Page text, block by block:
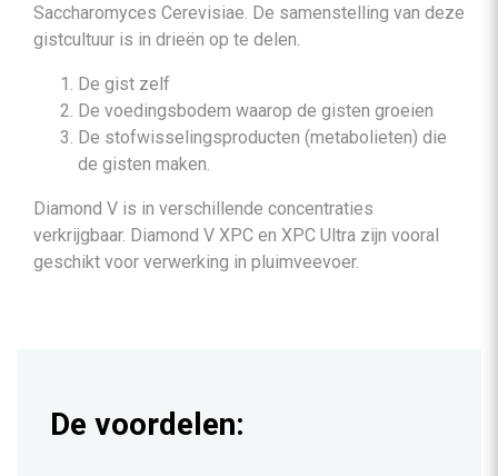
Saccharomyces Cerevisiae. De samenstelling van deze
gistcultuur is in drieën op te delen.
De gist zelf
De voedingsbodem waarop de gisten groeien
De stofwisselingsproducten (metabolieten) die
de gisten maken.
Diamond V is in verschillende concentraties
verkrijgbaar. Diamond V XPC en XPC Ultra zijn vooral
geschikt voor verwerking in pluimveevoer.
De voordelen: